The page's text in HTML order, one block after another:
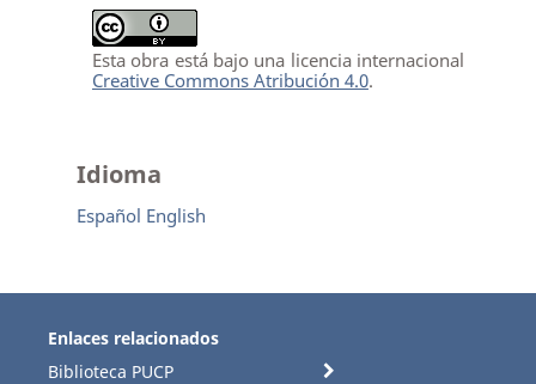
Esta obra está bajo una licencia internacional
Creative Commons Atribución 4.0.
Idioma
Español English
Enlaces relacionados
Biblioteca PUCP